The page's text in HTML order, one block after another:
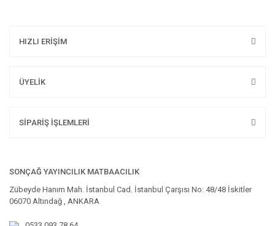
HIZLI ERİŞİM
ÜYELİK
SİPARİŞ İŞLEMLERİ
SONÇAĞ YAYINCILIK MATBAACILIK
Zübeyde Hanım Mah. İstanbul Cad. İstanbul Çarşısı No: 48/48 İskitler
06070 Altındağ , ANKARA